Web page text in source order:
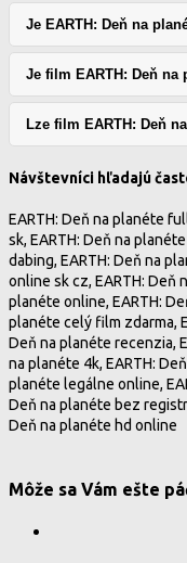
Je EARTH: Deň na
Je film EARTH: Deň na
Lze film EARTH: Deň
Návštevníci hľadajú
EARTH: Deň na planéte
sk, EARTH: Deň na
dabing, EARTH: Deň na
online sk cz, EARTH: Deň
planéte online, EARTH:
planéte celý film zdarma,
Deň na planéte recenzia,
na planéte 4k, EARTH:
planéte legálne online,
Deň na planéte bez
Deň na planéte hd online
Môže sa Vám ešte